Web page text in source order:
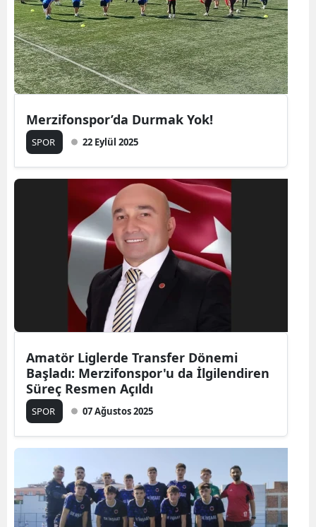
Merzifonspor’da Durmak Yok!
SPOR 22 Eylül 2025
Amatör Liglerde Transfer Dönemi
Başladı: Merzifonspor'u da İlgilendiren
Süreç Resmen Açıldı
SPOR 07 Ağustos 2025